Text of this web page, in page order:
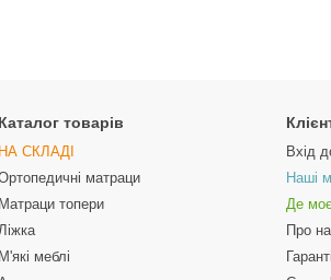
Каталог товарів
НА СКЛАДІ
матраци
Матраци топери
М'які меблі
Вхід
Наші
Де
Про